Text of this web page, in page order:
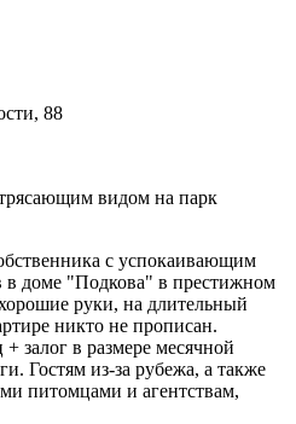
88
видом на парк
с успокаивающим
доме "Подкова" в престижном
руки, на длительный
никто не прописан.
залог в размере месячной
Гостям из-за рубежа, а также
питомцами и агентствам,